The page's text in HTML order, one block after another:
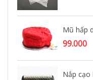
Mũ hấp
99.000
Nắp cạo